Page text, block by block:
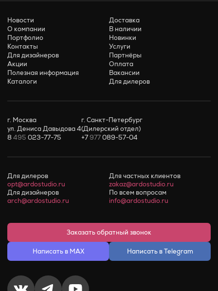
Новости
О компании
Портфолио
Контакты
Для дизайнеров
Акции
Полезная информация
Каталоги
Доставка
В наличии
Новинки
Услуги
Партнёры
Оплата
Вакансии
Для дилеров
г. Москва
ул. Дениса Давыдова 4
8495 023-77-75
г. Санкт-Петербург
(Дилерский отдел)
+7977089-57-04
Для дилеров
opt@ardostudio.ru
Для частных клиентов
zakaz@ardostudio.ru
Для дизайнеров
arch@ardostudio.ru
По всем вопросам
info@ardostudio.ru
Заказать обратный звонок
Написать в MAX Написать в Telegram